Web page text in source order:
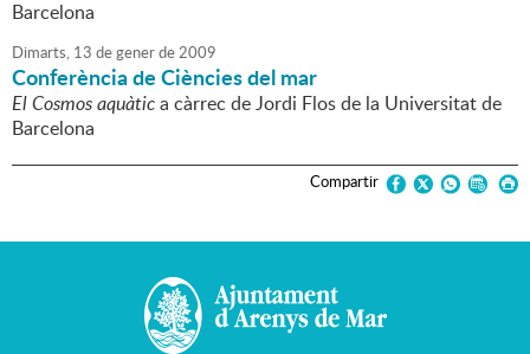
Barcelona
Dimarts, 13 degenerde2009
Conferència de Ciències del mar
El Cosmos aquàtica càrrec de Jordi Flos de la Universitat de
Barcelona
Compartir